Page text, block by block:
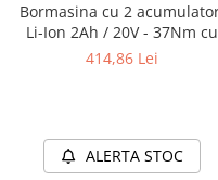
Bormasina cu 2 acumulatori
Li-Ion 2Ah / 20V - 37Nm cu
functie burghiu cu impact
414,86 Lei
ALERTA STOC